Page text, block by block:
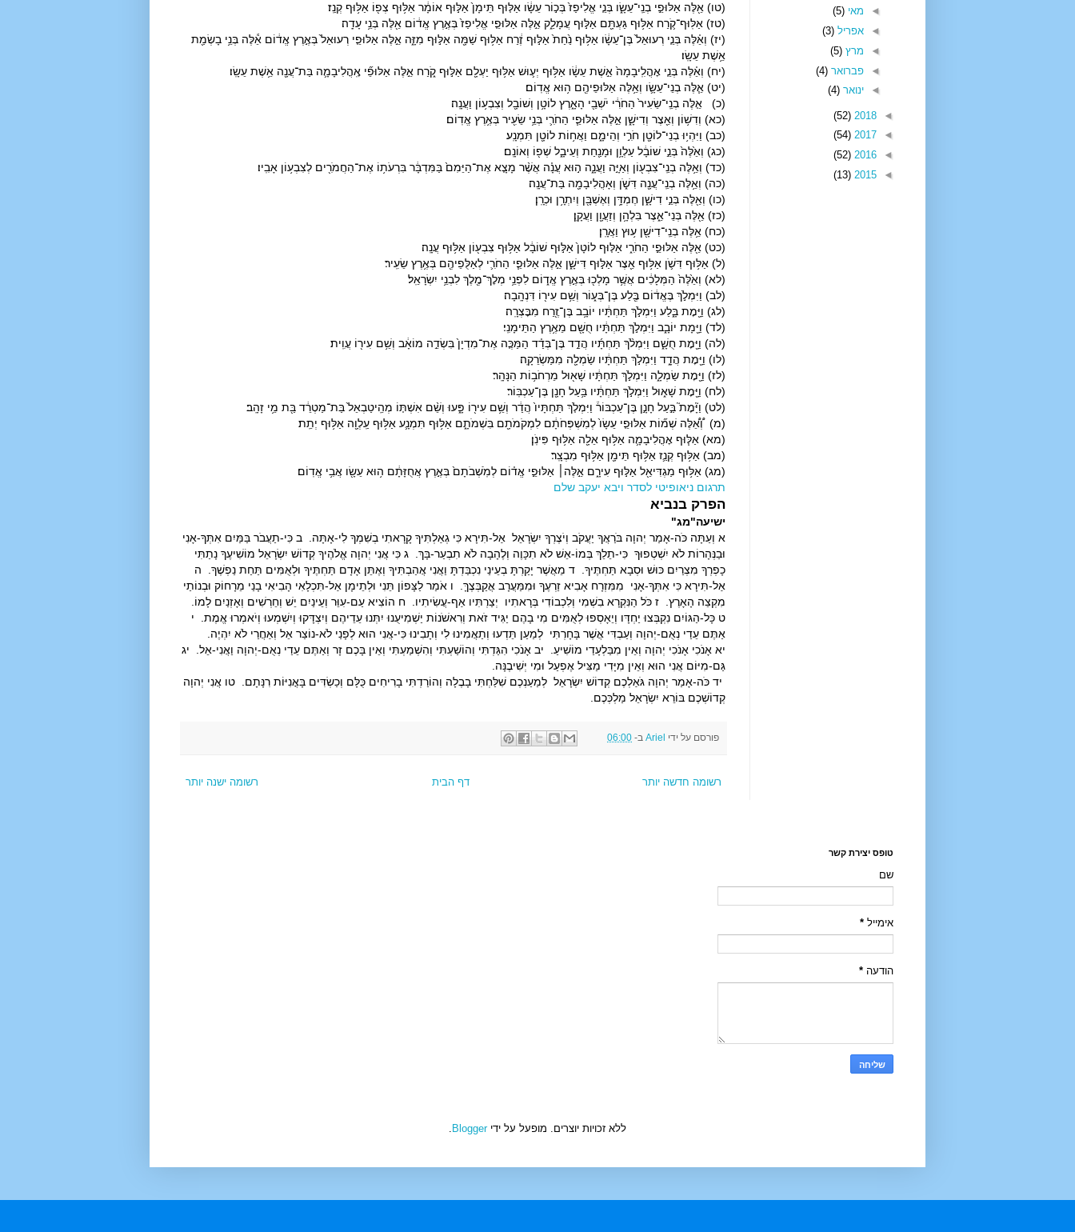
(טו) אֵ֖לֶּה אַלּוּפֵ֣י בְנֵֽי־עֵשָׂ֑ו בְּנֵ֤י אֱלִיפַז֙ בְּכ֣וֹר עֵשָׂ֔ו אַלּ֤וּף תֵּימָן֙ אַלּ֣וּף אוֹמָ֔ר אַלּ֥וּף צְפ֖וֹ אַלּ֥וּף קְנַֽז׃
(טז) אַלּֽוּף־קֹ֛רַח אַלּ֥וּף גַּעְתָּ֖ם אַלּ֣וּף עֲמָלֵ֑ק אֵ֣לֶּה אַלּוּפֵ֤י אֱלִיפַז֙ בְּאֶ֣רֶץ אֱד֔וֹם אֵ֖לֶּה בְּנֵ֥י עָדָֽה׃
(יז) וְאֵ֗לֶּה בְּנֵ֤י רְעוּאֵל֙ בֶּן־עֵשָׂ֔ו אַלּ֥וּף נַ֙חַת֙ אַלּ֣וּף זֶ֔רַח אַלּ֥וּף שַׁמָּ֖ה אַלּ֣וּף מִזָּ֑ה אֵ֣לֶּה אַלּוּפֵ֤י רְעוּאֵל֙ בְּאֶ֣רֶץ אֱד֔וֹם אֵ֕לֶּה בְּנֵ֥י בָשְׂמַ֖ת
אֵ֥שֶׁת עֵשָֽׂו׃
(יח) וְאֵ֗לֶּה בְּנֵ֤י אׇהֳלִֽיבָמָה֙ אֵ֣שֶׁת עֵשָׂ֔ו אַלּ֥וּף יְע֛וּשׁ אַלּ֥וּף יַעְלָ֖ם אַלּ֣וּף קֹ֑רַח אֵ֣לֶּה אַלּוּפֵ֞י אׇֽהֳלִיבָמָ֛ה בַּת־עֲנָ֖ה אֵ֥שֶׁת עֵשָֽׂו׃
(יט) אֵ֧לֶּה בְנֵי־עֵשָׂ֛ו וְאֵ֥לֶּה אַלּוּפֵיהֶ֖ם ה֥וּא אֱדֽוֹם׃
(כ) אֵ֤לֶּה בְנֵֽי־שֵׂעִיר֙ הַחֹרִ֔י יֹשְׁבֵ֖י הָאָ֑רֶץ לוֹטָ֥ן וְשׁוֹבָ֖ל וְצִבְע֥וֹן וַעֲנָֽה׃
(כא) וְדִשׁ֥וֹן וְאֵ֖צֶר וְדִישָׁ֑ן אֵ֣לֶּה אַלּוּפֵ֧י הַחֹרִ֛י בְּנֵ֥י שֵׂעִ֖יר בְּאֶ֥רֶץ אֱדֽוֹם׃
(כב) וַיִּהְי֥וּ בְנֵי־לוֹטָ֖ן חֹרִ֣י וְהֵימָ֑ם וַאֲח֥וֹת לוֹטָ֖ן תִּמְנָֽע׃
(כג) וְאֵ֙לֶּה֙ בְּנֵ֣י שׁוֹבָ֔ל עַלְוָ֥ן וּמָנַ֖חַת וְעֵיבָ֑ל שְׁפ֖וֹ וְאוֹנָֽם׃
(כד) וְאֵ֥לֶּה בְנֵֽי־צִבְע֖וֹן וְאַיָּ֣ה וַעֲנָ֑ה ה֣וּא עֲנָ֗ה אֲשֶׁ֨ר מָצָ֤א אֶת־הַיֵּמִם֙ בַּמִּדְבָּ֔ר בִּרְעֹת֥וֹ אֶת־הַחֲמֹרִ֖ים לְצִבְע֥וֹן אָבִֽיו׃
(כה) וְאֵ֥לֶּה בְנֵֽי־עֲנָ֖ה דִּשֹׁ֑ן וְאָהֳלִיבָמָ֖ה בַּת־עֲנָֽה׃
(כו) וְאֵ֖לֶּה בְּנֵ֣י דִישָׁ֑ן חֶמְדָּ֥ן וְאֶשְׁבָּ֖ן וְיִתְרָ֥ן וּכְרָֽן׃
(כז) אֵ֖לֶּה בְּנֵי־אֵ֑צֶר בִּלְהָ֥ן וְזַעֲוָ֖ן וַעֲקָֽן׃
(כח) אֵ֥לֶּה בְנֵֽי־דִישָׁ֖ן ע֥וּץ וַאֲרָֽן׃
(כט) אֵ֖לֶּה אַלּוּפֵ֣י הַחֹרִ֑י אַלּ֤וּף לוֹטָן֙ אַלּ֣וּף שׁוֹבָ֔ל אַלּ֥וּף צִבְע֖וֹן אַלּ֥וּף עֲנָֽה׃
(ל) אַלּ֥וּף דִּשֹׁ֛ן אַלּ֥וּף אֵ֖צֶר אַלּ֣וּף דִּישָׁ֑ן אֵ֣לֶּה אַלּוּפֵ֧י הַחֹרִ֛י לְאַלֻּפֵיהֶ֖ם בְּאֶ֥רֶץ שֵׂעִֽיר׃
(לא) וְאֵ֙לֶּה֙ הַמְּלָכִ֔ים אֲשֶׁ֥ר מָלְכ֖וּ בְּאֶ֣רֶץ אֱד֑וֹם לִפְנֵ֥י מְלׇךְ־מֶ֖לֶךְ לִבְנֵ֥י יִשְׂרָאֵֽל׃
(לב) וַיִּמְלֹ֣ךְ בֶּאֱד֔וֹם בֶּ֖לַע בֶּן־בְּע֑וֹר וְשֵׁ֥ם עִיר֖וֹ דִּנְהָֽבָה׃
(לג) וַיָּ֖מׇת בָּ֑לַע וַיִּמְלֹ֣ךְ תַּחְתָּ֔יו יוֹבָ֥ב בֶּן־זֶ֖רַח מִבׇּצְרָֽה׃
(לד) וַיָּ֖מָת יוֹבָ֑ב וַיִּמְלֹ֣ךְ תַּחְתָּ֔יו חֻשָׁ֖ם מֵאֶ֥רֶץ הַתֵּימָנִֽי׃
(לה) וַיָּ֖מׇת חֻשָׁ֑ם וַיִּמְלֹ֨ךְ תַּחְתָּ֜יו הֲדַ֣ד בֶּן־בְּדַ֗ד הַמַּכֶּ֤ה אֶת־מִדְיָן֙ בִּשְׂדֵ֣ה מוֹאָ֔ב וְשֵׁ֥ם עִיר֖וֹ עֲוִֽית׃
(לו) וַיָּ֖מׇת הֲדָ֑ד וַיִּמְלֹ֣ךְ תַּחְתָּ֔יו שַׂמְלָ֖ה מִמַּשְׂרֵקָֽה׃
(לז) וַיָּ֖מׇת שַׂמְלָ֑ה וַיִּמְלֹ֣ךְ תַּחְתָּ֔יו שָׁא֖וּל מֵרְחֹב֥וֹת הַנָּהָֽר׃
(לח) וַיָּ֖מׇת שָׁא֑וּל וַיִּמְלֹ֣ךְ תַּחְתָּ֔יו בַּ֥עַל חָנָ֖ן בֶּן־עַכְבּֽוֹר׃
(לט) וַיָּ֘מׇת֮ בַּ֣עַל חָנָ֣ן בֶּן־עַכְבּוֹר֒ וַיִּמְלֹ֤ךְ תַּחְתָּיו֙ הֲדַ֔ר וְשֵׁ֥ם עִיר֖וֹ פָּ֑עוּ וְשֵׁ֨ם אִשְׁתּ֤וֹ מְהֵֽיטַבְאֵל֙ בַּת־מַטְרֵ֔ד בַּ֖ת מֵ֥י זָהָֽב׃
(מ) וְ֠אֵ֠לֶּה שְׁמ֞וֹת אַלּוּפֵ֤י עֵשָׂו֙ לְמִשְׁפְּחֹתָ֔ם לִמְקֹמֹתָ֖ם בִּשְׁמֹתָ֑ם אַלּ֥וּף תִּמְנָ֛ע אַלּ֥וּף עַֽלְוָ֖ה אַלּ֥וּף יְתֵֽת׃
(מא) אַלּ֧וּף אׇהֳלִיבָמָ֛ה אַלּ֥וּף אֵלָ֖ה אַלּ֥וּף פִּינֹֽן׃
(מב) אַלּ֥וּף קְנַ֛ז אַלּ֥וּף תֵּימָ֖ן אַלּ֥וּף מִבְצָֽר׃
(מג) אַלּ֥וּף מַגְדִּיאֵ֖ל אַלּ֣וּף עִירָ֑ם אֵ֣לֶּה׀ אַלּוּפֵ֣י אֱד֗וֹם לְמֹֽשְׁבֹתָם֙ בְּאֶ֣רֶץ אֲחֻזָּתָ֔ם ה֥וּא עֵשָׂ֖ו אֲבִ֥י אֱדֽוֹם׃
תרגום ניאופיטי לסדר ויבא יעקב שלם
הפרק בנביא
ישיעה"מג"
א וְעַתָּה כֹּה-אָמַר יְהוָה בֹּרַאֲךָ יַעֲקֹב וְיֹצֶרְךָ יִשְׂרָאֵל אַל-תִּירָא כִּי גְאַלְתִּיךָ קָרָאתִי בְשִׁמְךָ לִי-אָתָּה. ב כִּי-תַעֲבֹר בַּמַּיִם אִתְּךָ-אָנִי
וּבַנְּהָרוֹת לֹא יִשְׁטְפוּךָ כִּי-תֵלֵךְ בְּמוֹ-אֵשׁ לֹא תִכָּוֶה וְלֶהָבָה לֹא תִבְעַר-בָּךְ. ג כִּי אֲנִי יְהוָה אֱלֹהֶיךָ קְדוֹשׁ יִשְׂרָאֵל מוֹשִׁיעֶךָ נָתַתִּי
כָפְרְךָ מִצְרַיִם כּוּשׁ וּסְבָא תַּחְתֶּיךָ. ד מֵאֲשֶׁר יָקַרְתָּ בְעֵינַי נִכְבַּדְתָּ וַאֲנִי אֲהַבְתִּיךָ וְאֶתֵּן אָדָם תַּחְתֶּיךָ וּלְאֻמִּים תַּחַת נַפְשֶׁךָ. ה
אַל-תִּירָא כִּי אִתְּךָ-אָנִי מִמִּזְרָח אָבִיא זַרְעֶךָ וּמִמַּעֲרָב אֲקַבְּצֶךָּ. ו אֹמַר לַצָּפוֹן תֵּנִי וּלְתֵימָן אַל-תִּכְלָאִי הָבִיאִי בָנַי מֵרָחוֹק וּבְנוֹתַי
מִקְצֵה הָאָרֶץ. ז כֹּל הַנִּקְרָא בִשְׁמִי וְלִכְבוֹדִי בְּרָאתִיו יְצַרְתִּיו אַף-עֲשִׂיתִיו. ח הוֹצִיא עַם-עִוֵּר וְעֵינַיִם יֵשׁ וְחֵרְשִׁים וְאָזְנַיִם לָמוֹ.
ט כָּל-הַגּוֹיִם נִקְבְּצוּ יַחְדָּו וְיֵאָסְפוּ לְאֻמִּים מִי בָהֶם יַגִּיד זֹאת וְרִאשֹׁנוֹת יַשְׁמִיעֻנוּ יִתְּנוּ עֵדֵיהֶם וְיִצְדָּקוּ וְיִשְׁמְעוּ וְיֹאמְרוּ אֱמֶת. י
אַתֶּם עֵדַי נְאֻם-יְהוָה וְעַבְדִּי אֲשֶׁר בָּחָרְתִּי לְמַעַן תֵּדְעוּ וְתַאֲמִינוּ לִי וְתָבִינוּ כִּי-אֲנִי הוּא לְפָנַי לֹא-נוֹצַר אֵל וְאַחֲרַי לֹא יִהְיֶה.
יא אָנֹכִי אָנֹכִי יְהוָה וְאֵין מִבַּלְעָדַי מוֹשִׁיעַ. יב אָנֹכִי הִגַּדְתִּי וְהוֹשַׁעְתִּי וְהִשְׁמַעְתִּי וְאֵין בָּכֶם זָר וְאַתֶּם עֵדַי נְאֻם-יְהוָה וַאֲנִי-אֵל. יג
גַּם-מִיּוֹם אֲנִי הוּא וְאֵין מִיָּדִי מַצִּיל אֶפְעַל וּמִי יְשִׁיבֶנָּה.
יד כֹּה-אָמַר יְהוָה גֹּאַלְכֶם קְדוֹשׁ יִשְׂרָאֵל לְמַעַנְכֶם שִׁלַּחְתִּי בָבֶלָה וְהוֹרַדְתִּי בָרִיחִים כֻּלָּם וְכַשְׂדִּים בָּאֳנִיּוֹת רִנָּתָם. טו אֲנִי יְהוָה
קְדוֹשְׁכֶם בּוֹרֵא יִשְׂרָאֵל מַלְכְּכֶם.
פורסם על ידי Ariel ב- 06:00
רשומה חדשה יותר רשומה ישנה יותר דף הבית
◄ מאי (5)
◄ אפריל (3)
◄ מרץ (5)
◄ פברואר (4)
◄ ינואר (4)
◄
2018
(52)
◄
2017
(54)
◄
2016
(52)
◄
2015
(13)
טופס יצירת קשר
שם
אימייל *
הודעה *
ללא זכויות יוצרים. מופעל על ידיBlogger